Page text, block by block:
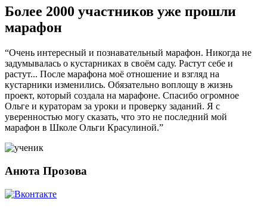
Более 2000 участников уже прошли
марафон
“Очень интересный и познавательный марафон. Никогда не
задумывалась о кустарниках в своём саду. Растут себе и
растут... После марафона моё отношение и взгляд на
кустарники изменились. Обязательно воплощу в жизнь
проект, который создала на марафоне. Спасибо огромное
Ольге и кураторам за уроки и проверку заданий. Я с
уверенностью могу сказать, что это не последний мой
марафон в Школе Ольги Красулиной.”
Анюта Прозова